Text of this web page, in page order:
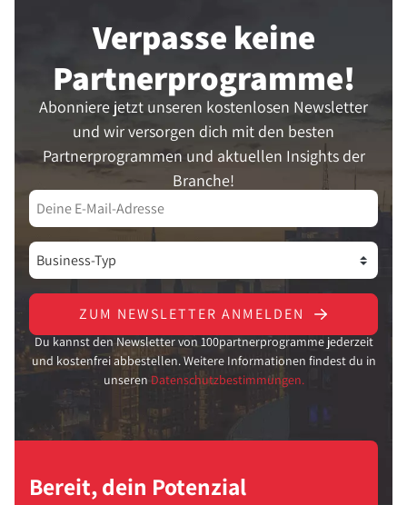
Verpasse keine
Partner­programme!
Abonniere jetzt unseren kostenlosen Newsletter
und wir versorgen dich mit den besten
Partnerprogrammen und aktuellen Insights der
Branche!
ZUM NEWSLETTER ANMELDEN
Du kannst den Newsletter von 100partnerprogramme jederzeit
und kostenfrei abbestellen. Weitere Informationen findest du in
unseren Datenschutzbestimmungen.
Bereit, dein Potenzial